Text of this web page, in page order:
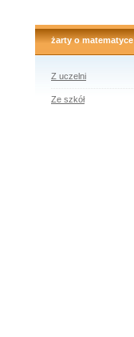
żarty o matematyce
Z uczelni
Ze szkół